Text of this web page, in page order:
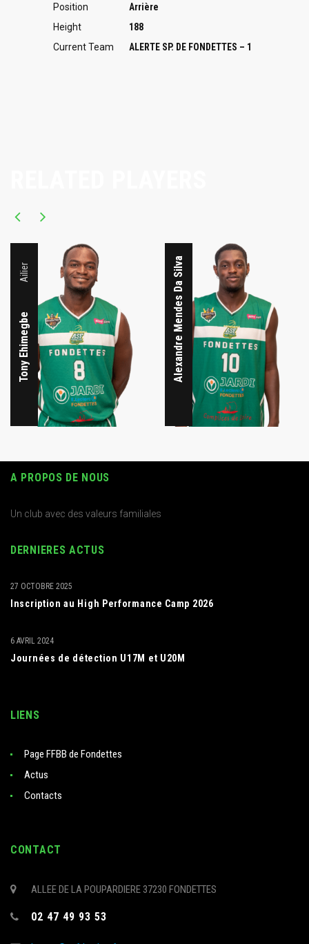
Position
Arrière
Height
188
Current Team
ALERTE SP. DE FONDETTES – 1
Tony Ehimegbe
Ailier Alexandre Mendes Da Silva
A PROPOS DE NOUS
Un club avec des valeurs familiales
DERNIERES ACTUS
Inscription au High Performance Camp 2026
27 OCTOBRE 2025
Journées de détection U17M et U20M
6 AVRIL 2024
LIENS
Page FFBB de Fondettes
Actus
Contacts
CONTACT
ALLEE DE LA POUPARDIERE 37230 FONDETTES
02 47 49 93 53